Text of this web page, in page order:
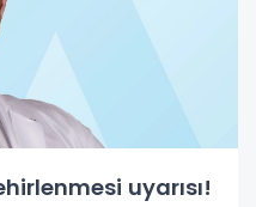
uyarısı!